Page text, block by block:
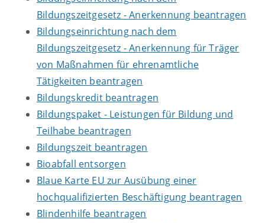
Bildungszeitgesetz - Anerkennung beantragen
Bildungseinrichtung nach dem
Bildungszeitgesetz - Anerkennung für Träger
von Maßnahmen für ehrenamtliche
Tätigkeiten beantragen
Bildungskredit beantragen
Bildungspaket - Leistungen für Bildung und
Teilhabe beantragen
Bildungszeit beantragen
Bioabfall entsorgen
Blaue Karte EU zur Ausübung einer
hochqualifizierten Beschäftigung beantragen
Blindenhilfe beantragen